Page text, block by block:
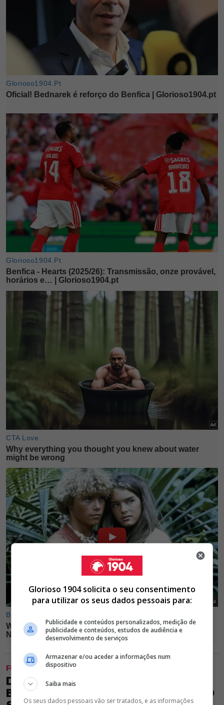
FUTEBOL
DO FAVORITISMO AOS 'CASOS
BICUDOS': TUDO O QUE DISSE MARCO
Glorioso 1904 solicita o seu consentimento
para utilizar os seus dados pessoais para:
Publicidade e conteúdos personalizados, medição de
publicidade e conteúdos, estudos de audiência e
desenvolvimento de serviços
Armazenar e/ou aceder a informações num
dispositivo
Saiba mais
Os seus dados pessoais vão ser tratados, e as informações